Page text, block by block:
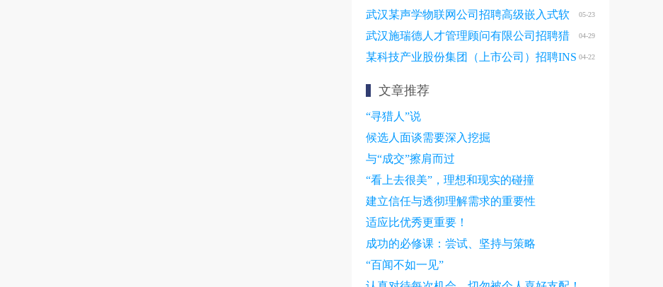
电运维一体岗
05-23
武汉某声学物联网公司招聘高级嵌入式软
件开发
04-29
武汉施瑞德人才管理顾问有限公司招聘猎
头顾问
04-22
某科技产业股份集团（上市公司）招聘INS
文章推荐
“寻猎人”说
候选人面谈需要深入挖掘
与“成交”擦肩而过
“看上去很美”，理想和现实的碰撞
建立信任与透彻理解需求的重要性
适应比优秀更重要！
成功的必修课：尝试、坚持与策略
“百闻不如一见”